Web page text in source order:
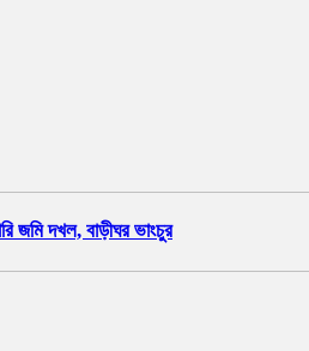
জমি দখল, বাড়ীঘর ভাংচুর